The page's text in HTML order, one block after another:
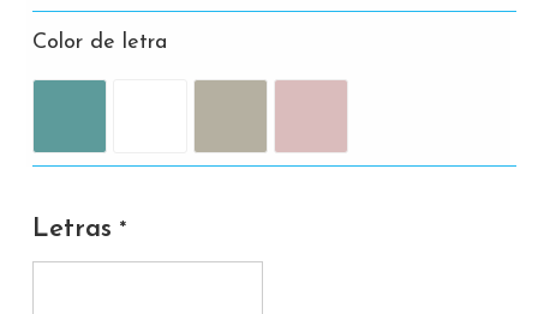
Color de letra
Letras *